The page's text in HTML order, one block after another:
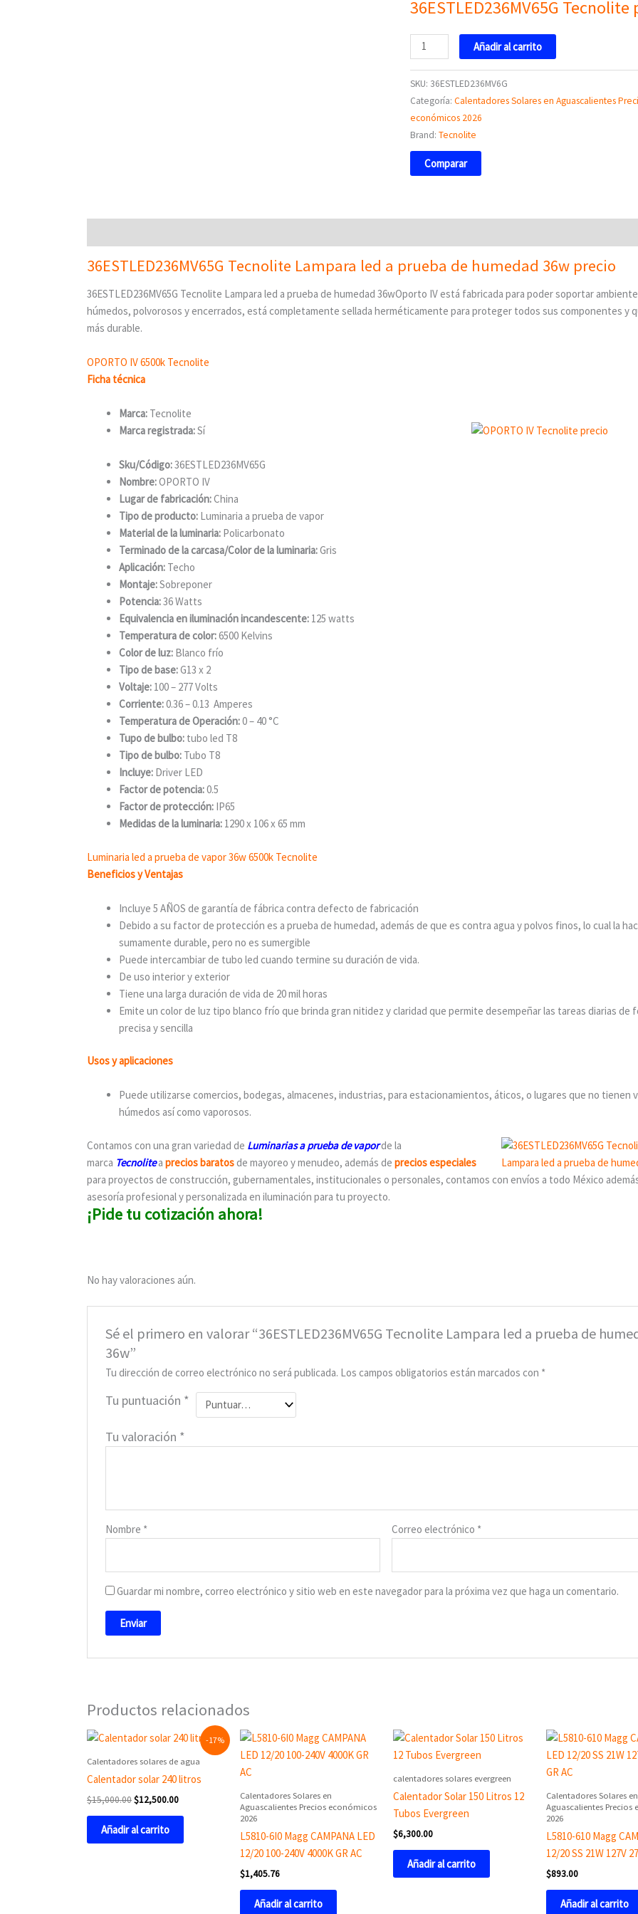
36ESTLED236MV65G Tecnolite
Añadir al carrito
SKU: 36ESTLED236MV6G
Categoría: Calentadores Solares en Aguascalientes
económicos 2026
Brand: Tecnolite
Comparar
36ESTLED236MV65G Tecnolite Lampara led a prueba de humedad 36w precio
36ESTLED236MV65G Tecnolite Lampara led a prueba de humedad 36wOporto IV está fabricada para poder soportar
húmedos, polvorosos y encerrados, está completamente sellada herméticamente para proteger todos sus componentes y
más durable.
OPORTO IV 6500k Tecnolite
Ficha técnica
Marca: Tecnolite
Marca registrada:Sí
Sku/Código:36ESTLED236MV65G
Nombre:OPORTO IV
Lugar de fabricación:China
Tipo de producto: Luminaria a prueba de vapor
Material de la luminaria: Policarbonato
Terminado de la carcasa/Color de la luminaria:Gris
Aplicación: Techo
Montaje:Sobreponer
Potencia:36 Watts
Equivalencia en iluminación incandescente: 125 watts
Temperatura de color:6500 Kelvins
Color de luz: Blanco frío
Tipo de base:G13 x 2
Voltaje: 100 – 277 Volts
Corriente:0.36 – 0.13 Amperes
Temperatura de Operación:0 – 40 °C
Tupo de bulbo: tubo led T8
Tipo de bulbo: Tubo T8
Incluye: Driver LED
Factor de potencia:0.5
Factor de protección: IP65
Medidas de la luminaria: 1290 x 106 x 65 mm
Luminaria led a prueba de vapor 36w 6500k Tecnolite
Beneficios y Ventajas
Incluye 5 AÑOS de garantía de fábrica contra defecto de fabricación
Debido a su factor de protección es a prueba de humedad, además de que es contra agua y polvos finos, lo cual la
sumamente durable, pero no es sumergible
Puede intercambiar de tubo led cuando termine su duración de vida.
De uso interior y exterior
Tiene una larga duración de vida de 20 mil horas
Emite un color de luz tipo blanco frío que brinda gran nitidez y claridad que permite desempeñar las tareas diarias de
precisa y sencilla
Usos y aplicaciones
Puede utilizarse comercios, bodegas, almacenes, industrias, para estacionamientos, áticos, o lugares que no tienen
húmedos así como vaporosos.
Contamos con una gran variedad de Luminarias a prueba de vaporde la
marca Tecnoliteaprecios baratosde mayoreo y menudeo, además de precios especiales
para proyectos de construcción, gubernamentales, institucionales o personales, contamos con envíos a todo México
asesoría profesional y personalizada en iluminación para tu proyecto.
¡Pide tu cotización ahora!
No hay valoraciones aún.
Sé el primero en valorar “36ESTLED236MV65G Tecnolite Lampara led a prueba de
36w”
Tu dirección de correo electrónico no será publicada. Los campos obligatorios están marcados con *
Tu puntuación *
Tu valoración *
Nombre * Correo electrónico *
Guardar mi nombre, correo electrónico y sitio web en este navegador para la próxima vez que haga un comentario.
Productos relacionados
-17%
Calentadores solares de agua
Calentador solar 240 litros
$15,000.00
Original
was:
$12,500.00
Current
is:
Añadir al carrito
Calentadores Solares en
Aguascalientes Precios económicos
2026
L5810-6I0 Magg CAMPANA LED
12/20 100-240V 4000K GR AC
$1,405.76
Añadir al carrito
calentadores solares evergreen
Calentador Solar 150 Litros 12
Tubos Evergreen
$6,300.00
Añadir al carrito
Calentadores Solares en
Aguascalientes Precios
2026
L5810-610 Magg
12/20 SS 21W 127V
$893.00
Añadir al carrito